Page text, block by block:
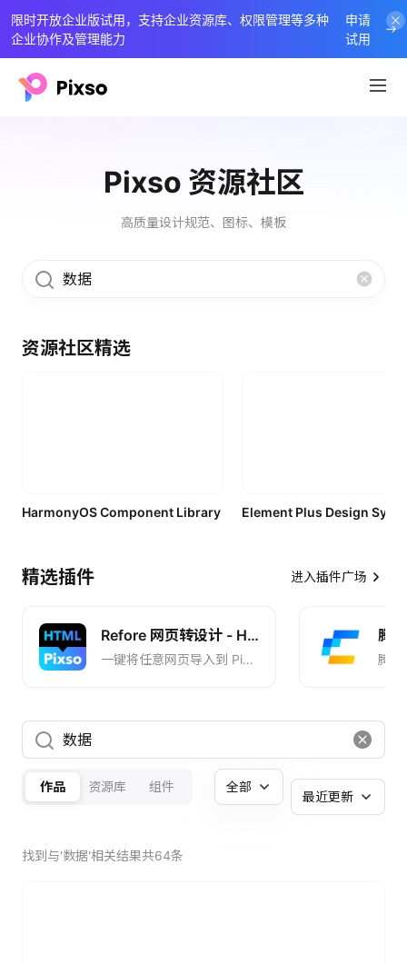
限时开放企业版试用，支持企业资源库、权限管理等多种
企业协作及管理能力
申请
试用
Pixso 资源社区
高质量设计规范、图标、模板
资源社区精选
HarmonyOS Component Library
精选插件 进入插件广场
Refore 网页转设计 - HTML to Pixso
一键将任意网页导入到 Pixso, 一键导入 AI 设计到 Pixso
腾
腾讯
作品 资源库 组件 全部
最近更新
找到与'数据'相关结果共64条